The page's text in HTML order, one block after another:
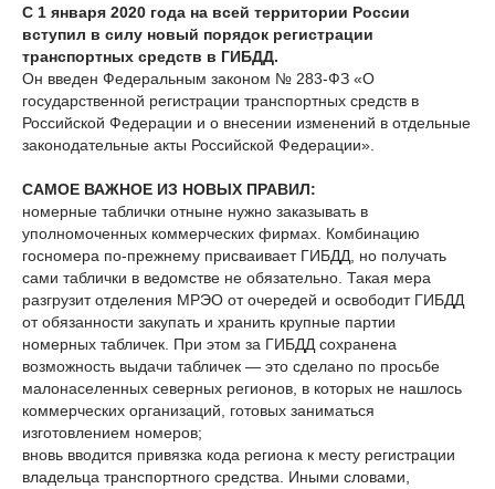
C 1 января 2020 года на всей территории России
вступил в силу новый порядок регистрации
транспортных средств в ГИБДД.
Он введен Федеральным законом № 283-ФЗ «О
государственной регистрации транспортных средств в
Российской Федерации и о внесении изменений в отдельные
законодательные акты Российской Федерации».
САМОЕ ВАЖНОЕ ИЗ НОВЫХ ПРАВИЛ:
номерные таблички отныне нужно заказывать в
уполномоченных коммерческих фирмах. Комбинацию
госномера по-прежнему присваивает ГИБДД, но получать
сами таблички в ведомстве не обязательно. Такая мера
разгрузит отделения МРЭО от очередей и освободит ГИБДД
от обязанности закупать и хранить крупные партии
номерных табличек. При этом за ГИБДД сохранена
возможность выдачи табличек — это сделано по просьбе
малонаселенных северных регионов, в которых не нашлось
коммерческих организаций, готовых заниматься
изготовлением номеров;
вновь вводится привязка кода региона к месту регистрации
владельца транспортного средства. Иными словами,